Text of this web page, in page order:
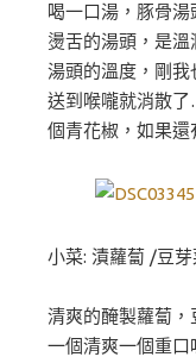
喝一口湯，豚骨
燙舌的湯頭，是
湯頭的溫度，剛
送到喉嚨就消散
個青花椒，如果還
小菜: 漬蘿蔔 /豆芽
清爽的醃製蘿蔔
一個清爽一個重口